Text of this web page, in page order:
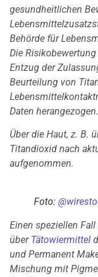
gesundheitlichen
Behörde für
Die
Entzug der
Beurteilung von
Daten herangezogen.
Über die Haut, z. B.
Titandioxid nach
aufgenommen.
Foto: @
Einen speziellen
über Tätowiermittel
und Permanent
Mischung mit